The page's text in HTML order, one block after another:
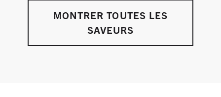
MONTRER TOUTES LES
SAVEURS